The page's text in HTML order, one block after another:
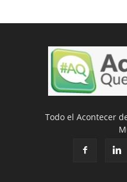
Todo el Acontecer